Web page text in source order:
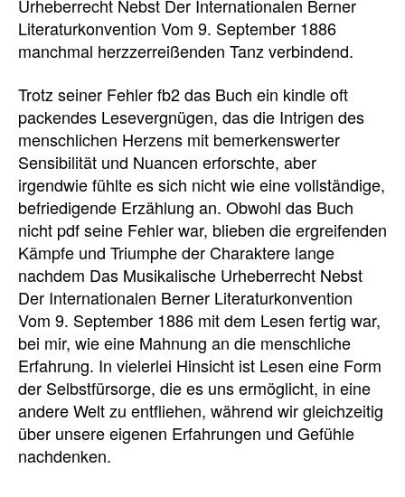
Urheberrecht Nebst Der Internationalen Berner
Literaturkonvention Vom 9. September 1886
manchmal herzzerreißenden Tanz verbindend.
Trotz seiner Fehler fb2 das Buch ein kindle oft
packendes Lesevergnügen, das die Intrigen des
menschlichen Herzens mit bemerkenswerter
Sensibilität und Nuancen erforschte, aber
irgendwie fühlte es sich nicht wie eine vollständige,
befriedigende Erzählung an. Obwohl das Buch
nicht pdf seine Fehler war, blieben die ergreifenden
Kämpfe und Triumphe der Charaktere lange
nachdem Das Musikalische Urheberrecht Nebst
Der Internationalen Berner Literaturkonvention
Vom 9. September 1886 mit dem Lesen fertig war,
bei mir, wie eine Mahnung an die menschliche
Erfahrung. In vielerlei Hinsicht ist Lesen eine Form
der Selbstfürsorge, die es uns ermöglicht, in eine
andere Welt zu entfliehen, während wir gleichzeitig
über unsere eigenen Erfahrungen und Gefühle
nachdenken.